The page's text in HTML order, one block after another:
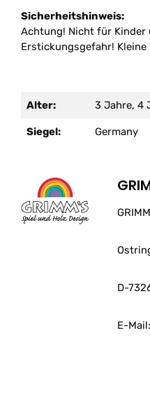
Sicherheitshinweis:
Achtung! Nicht für Kinder
Erstickungsgefahr! Kleine
Alter: 3 Jahre, 4
Siegel: Germany
D-
E-